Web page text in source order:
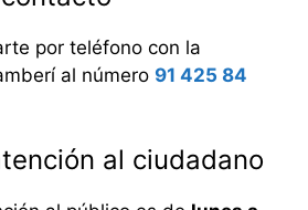
por teléfono con la
al número 91 425 84
al ciudadano